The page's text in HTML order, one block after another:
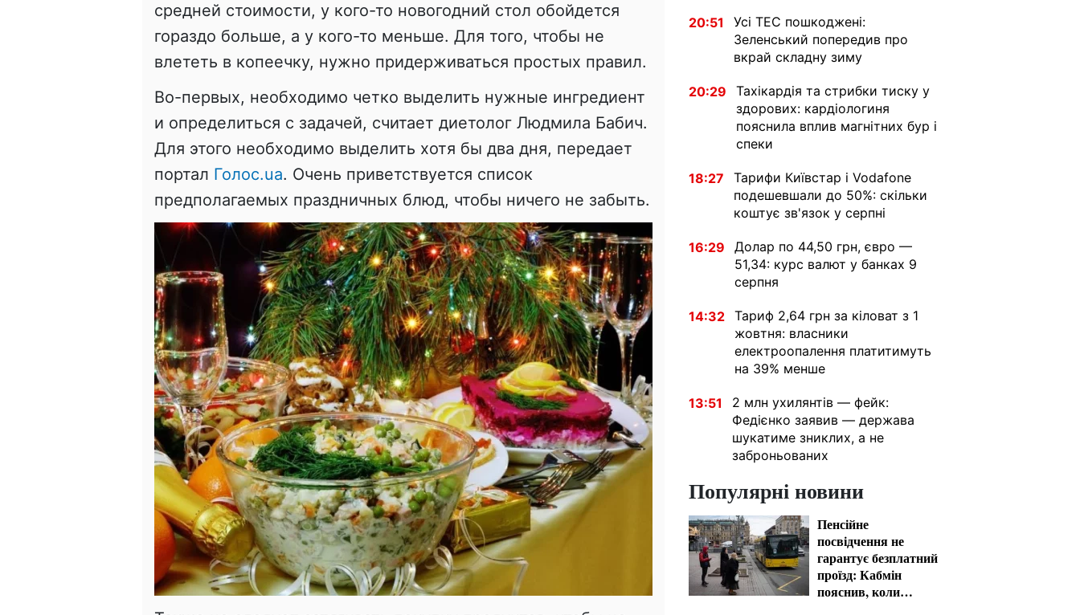
средней стоимости, у кого-то новогодний стол обойдется
гораздо больше, а у кого-то меньше. Для того, чтобы не
влететь в копеечку, нужно придерживаться простых правил.
Во-первых, необходимо четко выделить нужные ингредиент
и определиться с задачей, считает диетолог Людмила Бабич.
Для этого необходимо выделить хотя бы два дня, передает
портал Голос.ua. Очень приветствуется список
предполагаемых праздничных блюд, чтобы ничего не забыть.
20:51
Усі ТЕС пошкоджені:
Зеленський попередив про
вкрай складну зиму
20:29
Тахікардія та стрибки тиску у
здорових: кардіологиня
пояснила вплив магнітних бур і
спеки
18:27
Тарифи Київстар і Vodafone
подешевшали до 50%: скільки
коштує зв'язок у серпні
16:29
Долар по 44,50 грн, євро —
51,34: курс валют у банках 9
серпня
14:32 Тариф 2,64 грн за кіловат з 1
жовтня: власники
електроопалення платитимуть
на 39% менше
13:51
2 млн ухилянтів — фейк:
Федієнко заявив — держава
шукатиме зниклих, а не
заброньованих
Популярні новини
Пенсійне
посвідчення не
гарантує безплатний
проїзд: Кабмін
пояснив, коли